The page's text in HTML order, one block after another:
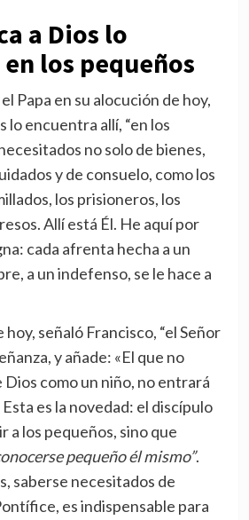
a Dios lo
los pequeños
Papa en su alocución de hoy,
lo encuentra allí, “en los
no solo de bienes,
y de consuelo, como los
los prisioneros, los
Allí está Él. He aquí por
cada afrenta hecha a un
a un indefenso, se le hace a
hoy, señaló Francisco, “el Señor
y añade: «El que no
Dios como un niño, no entrará
es la novedad: el discípulo
a los pequeños, sino que
pequeño él mismo”.
saberse necesitados de
es indispensable para